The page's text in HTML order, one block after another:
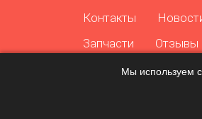
Контакты
Запчасти
Отзывы
Мы используем